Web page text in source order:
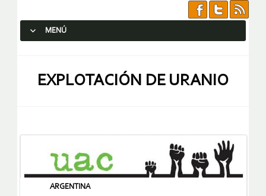
MENÚ
EXPLOTACIÓN DE URANIO
ARGENTINA